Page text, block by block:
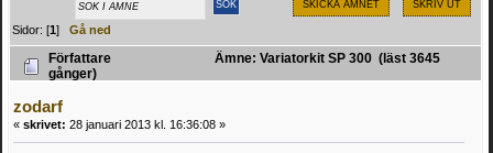
SKICKA ÄMNET SKRIV UT
Sidor: [1]Gå ned
Författare
Ämne: Variatorkit SP 300 (läst 3645
gånger)
zodarf
« skrivet: 28 januari 2013 kl. 16:36:08 »